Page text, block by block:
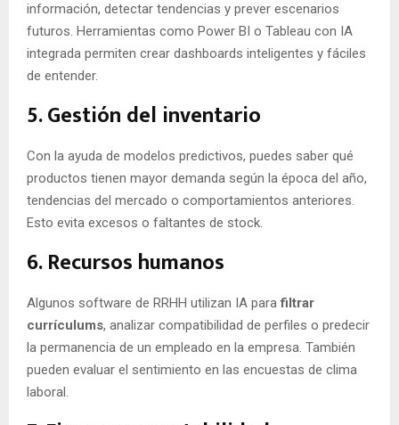
información, detectar tendencias y prever escenarios
futuros. Herramientas como Power BI o Tableau con IA
integrada permiten crear dashboards inteligentes y fáciles
de entender.
5. Gestión del inventario
Con la ayuda de modelos predictivos, puedes saber qué
productos tienen mayor demanda según la época del año,
tendencias del mercado o comportamientos anteriores.
Esto evita excesos o faltantes de stock.
6. Recursos humanos
Algunos software de RRHH utilizan IA parafiltrar
currículums, analizar compatibilidad de perfiles o predecir
la permanencia de un empleado en la empresa. También
pueden evaluar el sentimiento en las encuestas de clima
laboral.